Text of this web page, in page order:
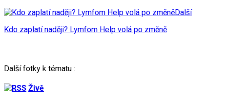
Další
Kdo zaplatí naději? Lymfom Help volá po změně
Další fotky k tématu :
Živě